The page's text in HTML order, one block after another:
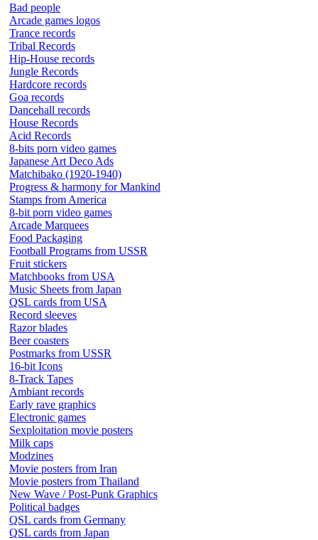
Bad people
Arcade games logos
Trance records
Tribal Records
Hip-House records
Jungle Records
Hardcore records
Goa records
Dancehall records
House Records
Acid Records
8-bits porn video games
Japanese Art Deco Ads
Matchibako (1920-1940)
Progress & harmony for Mankind
Stamps from America
8-bit porn video games
Arcade Marquees
Food Packaging
Football Programs from USSR
Fruit stickers
Matchbooks from USA
Music Sheets from Japan
QSL cards from USA
Record sleeves
Razor blades
Beer coasters
Postmarks from USSR
16-bit Icons
8-Track Tapes
Ambiant records
Early rave graphics
Electronic games
Sexploitation movie posters
Milk caps
Modzines
Movie posters from Iran
Movie posters from Thailand
New Wave / Post-Punk Graphics
Political badges
QSL cards from Germany
QSL cards from Japan